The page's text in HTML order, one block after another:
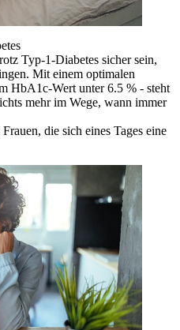
Typ-1-Diabetes sicher sein,
Mit einem optimalen
HbA1c-Wert unter 6.5 % - steht
mehr im Wege, wann immer
die sich eines Tages eine